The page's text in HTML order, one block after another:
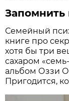
Запомнить
Семейный
книге про
хотя бы три
сахаром
альбом Оззи
Пригодится,